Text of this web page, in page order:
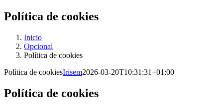
Política de cookies
Inicio
Opcional
Política de cookies
Política de cookiesIrisem2026-03-20T10:31:31+01:00
Política de cookies